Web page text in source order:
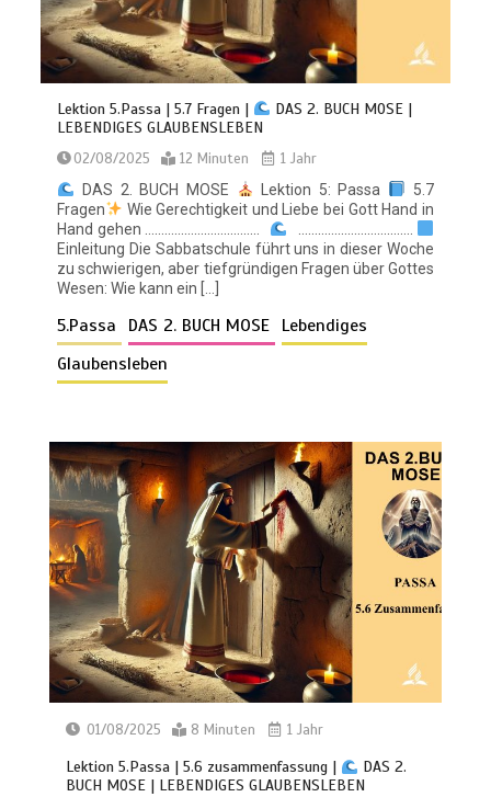
Lektion 5.Passa | 5.7 Fragen |
DAS 2. BUCH MOSE |
LEBENDIGES GLAUBENSLEBEN
02/08/2025 12 Minuten
1 Jahr
DAS 2. BUCH MOSE
Lektion 5: Passa
5.7
Fragen
Wie Gerechtigkeit und Liebe bei Gott Hand in
Hand gehen ……………………………..
Einleitung Die Sabbatschule führt uns in dieser Woche
zu schwierigen, aber tiefgründigen Fragen über Gottes
Wesen: Wie kann ein […]
5.Passa DAS 2. BUCH MOSE Lebendiges
Glaubensleben
01/08/2025 8 Minuten 1 Jahr
Lektion 5.Passa | 5.6 zusammenfassung |
DAS 2.
BUCH MOSE | LEBENDIGES GLAUBENSLEBEN